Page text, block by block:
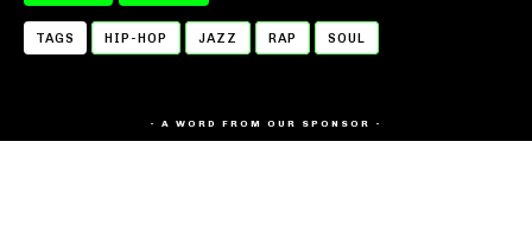
TAGS HIP-HOP JAZZ RAP SOUL
- A WORD FROM OUR SPONSOR -